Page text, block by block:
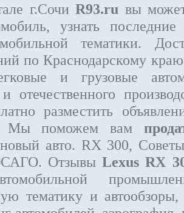
г.СочиR93.ru вы
узнать
тематики.
по Краснодарскому
и грузовые
отечественного
разместить
Мы поможем вам
авто. RX 300,
Отзывы Lexus RX
тематику и